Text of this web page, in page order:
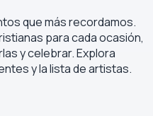
que más recordamos.
para cada ocasión,
y celebrar. Explora
y lalista de artistas.